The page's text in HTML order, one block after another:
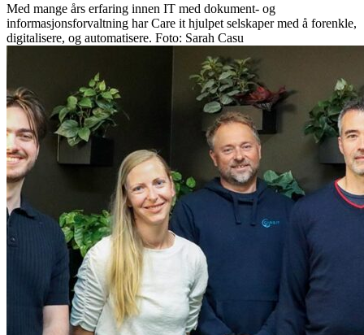
Med mange års erfaring innen IT med dokument- og
informasjonsforvaltning har Care it hjulpet selskaper med å forenkle,
digitalisere, og automatisere. Foto: Sarah Casu